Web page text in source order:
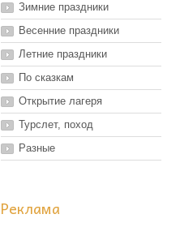
Зимние праздники
Весенние праздники
Летние праздники
По сказкам
Открытие лагеря
Турслет, поход
Разные
Реклама